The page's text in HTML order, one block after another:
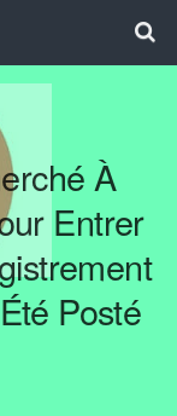
À
Entrer
Posté